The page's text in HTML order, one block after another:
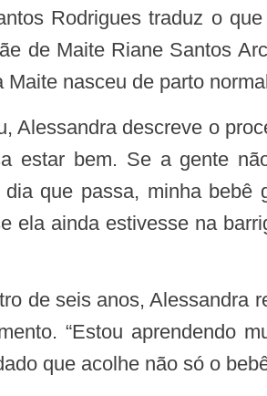
de Maite Riane Santos
nasceu de parto
estar bem. Se a gente
que passa, minha bebê
ela ainda estivesse na
“Estou aprendendo
que acolhe não só o